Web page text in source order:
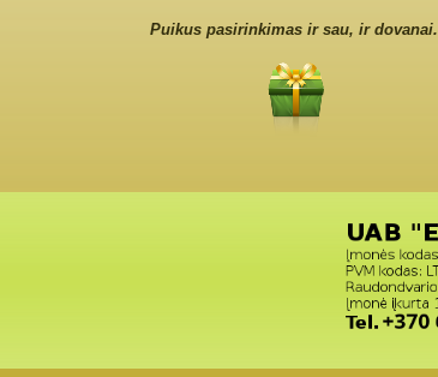
Puikus pasirinkimas ir sau, ir dovanai.